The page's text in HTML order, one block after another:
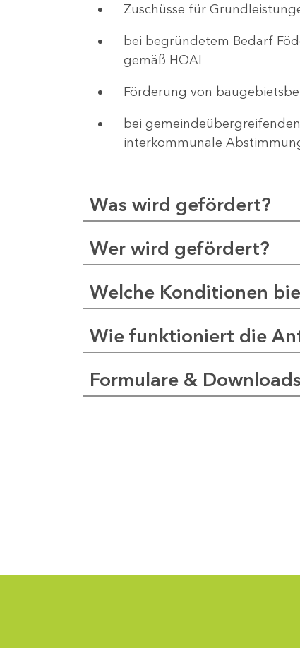
Zuschüsse für
bei begründetem Bedarf
gemäß HOAI
Förderung von
bei
interkommunale
Was wird gefördert?
Wer wird gefördert?
Welche Konditionen
Wie funktioniert die
Formulare & Downloads